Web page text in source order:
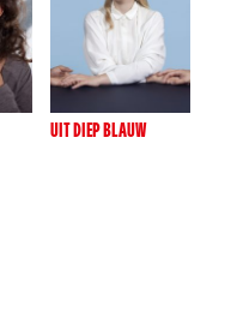
UIT DIEP BLAUW